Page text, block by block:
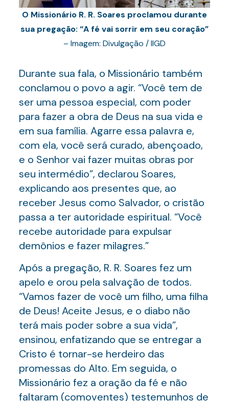
O Missionário R. R. Soares proclamou durante
sua pregação: “A fé vai sorrir em seu coração”
– Imagem: Divulgação / IIGD
Durante sua fala, o Missionário também
conclamou o povo a agir. “Você tem de
ser uma pessoa especial, com poder
para fazer a obra de Deus na sua vida e
em sua família. Agarre essa palavra e,
com ela, você será curado, abençoado,
e o Senhor vai fazer muitas obras por
seu intermédio”, declarou Soares,
explicando aos presentes que, ao
receber Jesus como Salvador, o cristão
passa a ter autoridade espiritual. “Você
recebe autoridade para expulsar
demônios e fazer milagres.”
Após a pregação, R. R. Soares fez um
apelo e orou pela salvação de todos.
“Vamos fazer de você um filho, uma filha
de Deus! Aceite Jesus, e o diabo não
terá mais poder sobre a sua vida”,
ensinou, enfatizando que se entregar a
Cristo é tornar-se herdeiro das
promessas do Alto. Em seguida, o
Missionário fez a oração da fé e não
faltaram (comoventes) testemunhos de